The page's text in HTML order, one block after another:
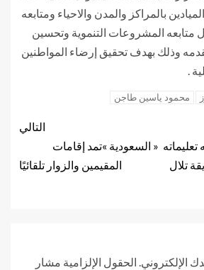
بالمراكز والمدن والاحياء ومتابعه
متابعه المشروعات التنموية وتحسين
وذلك بهدف تحقيق إرضاء المواطنين
.
محمود ياسين طاجن
تلال
التالي
« السعودية »تمد إقامات
المقيمين والزوار تلقائيًا
الإلكتروني. الحقول الإلزامية مشار